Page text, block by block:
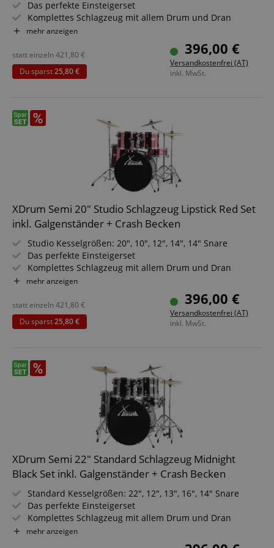
Das perfekte Einsteigerset
Komplettes Schlagzeug mit allem Drum und Dran
Höhenverstellbarer Hocker
Inkl. Drumsticks, Aufbauanleitung und Schlagzeugschule
Sparset inkl. Galgenbeckenständer + Crash Becken
mehr anzeigen
396,00 €
Versandkostenfrei (AT)
inkl. MwSt.
statt einzeln421,80 €
Du sparst25,80 €
XDrum Semi 20" Studio Schlagzeug Lipstick Red Set
inkl. Galgenständer + Crash Becken
Studio Kesselgrößen: 20", 10", 12", 14", 14" Snare
Das perfekte Einsteigerset
Komplettes Schlagzeug mit allem Drum und Dran
Höhenverstellbarer Hocker
Inkl. Drumsticks, Aufbauanleitung und Schlagzeugschule
Sparset inkl. Galgenbeckenständer + Crash Becken
mehr anzeigen
396,00 €
Versandkostenfrei (AT)
inkl. MwSt.
statt einzeln421,80 €
Du sparst25,80 €
XDrum Semi 22" Standard Schlagzeug Midnight
Black Set inkl. Galgenständer + Crash Becken
Standard Kesselgrößen: 22", 12", 13", 16", 14" Snare
Das perfekte Einsteigerset
Komplettes Schlagzeug mit allem Drum und Dran
Höhenverstellbarer Hocker
Inkl. Drumsticks, Aufbauanleitung und Schlagzeugschule
mehr anzeigen
wie Besucher die Website nutzen, z.B. Analyse-
Cookies. Diese Cookies können nicht verwendet
werden, um einen bestimmten Besucher direkt zu
Anbieter /
Domain
Laufzeit
www.kirstein.at
1
Stunde
59
Minuten
user (what
answers were
he was the
last time,
Datenschutzerklärung